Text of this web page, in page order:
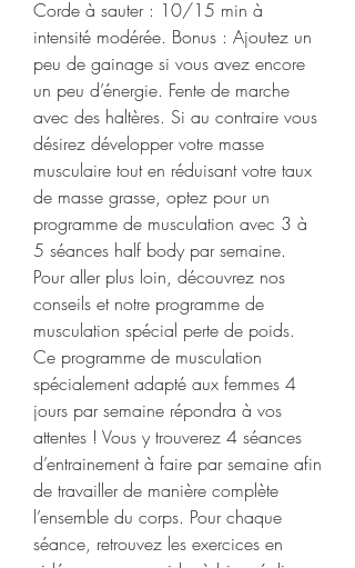
Corde à sauter : 10/15 min à
intensité modérée. Bonus : Ajoutez un
peu de gainage si vous avez encore
un peu d’énergie. Fente de marche
avec des haltères. Si au contraire vous
désirez développer votre masse
musculaire tout en réduisant votre taux
de masse grasse, optez pour un
programme de musculation avec 3 à
5 séances half body par semaine.
Pour aller plus loin, découvrez nos
conseils et notre programme de
musculation spécial perte de poids.
Ce programme de musculation
spécialement adapté aux femmes 4
jours par semaine répondra à vos
attentes ! Vous y trouverez 4 séances
d’entrainement à faire par semaine afin
de travailler de manière complète
l’ensemble du corps. Pour chaque
séance, retrouvez les exercices en